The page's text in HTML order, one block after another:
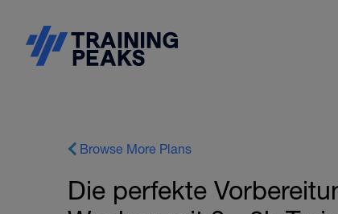
Browse More Plans
Die perfekte